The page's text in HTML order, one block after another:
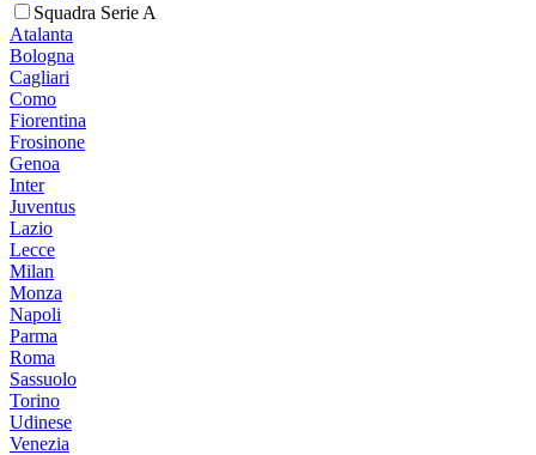
Squadra Serie A
Atalanta
Bologna
Cagliari
Como
Fiorentina
Frosinone
Genoa
Inter
Juventus
Lazio
Lecce
Milan
Monza
Napoli
Parma
Roma
Sassuolo
Torino
Udinese
Venezia